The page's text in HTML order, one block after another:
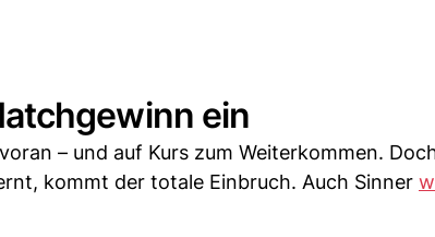
ein
– und auf Kurs zum Weiterkommen.
kommt der totale Einbruch. Auch Sinner